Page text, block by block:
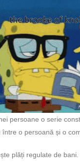
persoane o serie
o persoană și o
plăți regulate de bani.